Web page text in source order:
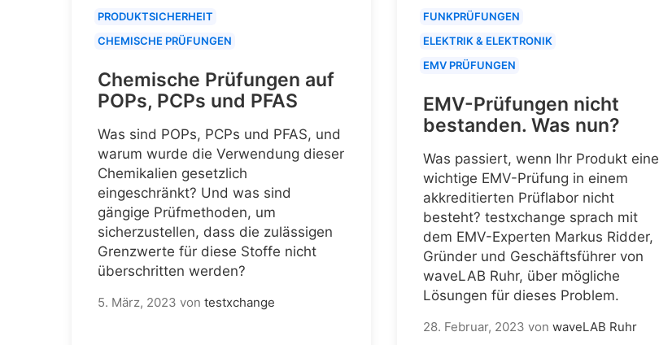
PRODUKTSICHERHEIT
CHEMISCHE PRÜFUNGEN
Chemische Prüfungen auf
POPs, PCPs und PFAS
Was sind POPs, PCPs und PFAS, und
warum wurde die Verwendung dieser
Chemikalien gesetzlich
eingeschränkt? Und was sind
gängige Prüfmethoden, um
sicherzustellen, dass die zulässigen
Grenzwerte für diese Stoffe nicht
überschritten werden?
5. März, 2023 von testxchange
FUNKPRÜFUNGEN
ELEKTRIK & ELEKTRONIK
EMV PRÜFUNGEN
EMV-Prüfungen nicht
bestanden. Was nun?
Was passiert, wenn Ihr Produkt eine
wichtige EMV-Prüfung in einem
akkreditierten Prüflabor nicht
besteht? testxchange sprach mit
dem EMV-Experten Markus Ridder,
Gründer und Geschäftsführer von
waveLAB Ruhr, über mögliche
Lösungen für dieses Problem.
28. Februar, 2023 von waveLAB Ruhr